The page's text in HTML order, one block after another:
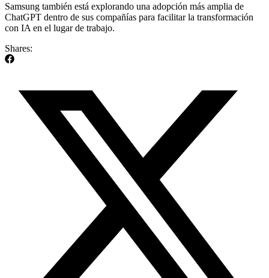
Samsung también está explorando una adopción más amplia de
ChatGPT dentro de sus compañías para facilitar la transformación
con IA en el lugar de trabajo.
Shares: